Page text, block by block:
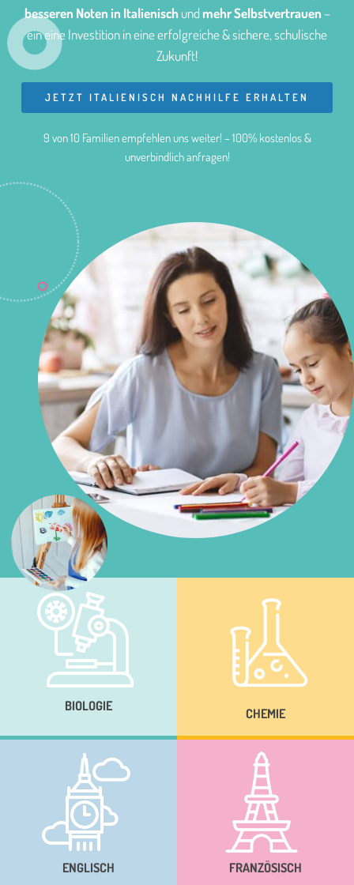
besseren Noten in Italienisch undmehr Selbstvertrauen –
ein eine Investition in eine erfolgreiche & sichere, schulische
Zukunft!
JETZT ITALIENISCH NACHHILFE ERHALTEN
9 von 10 Familien empfehlen uns weiter! – 100% kostenlos &
unverbindlich anfragen!
BIOLOGIE CHEMIE
ENGLISCH FRANZÖSISCH